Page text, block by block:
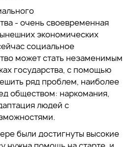
- очень своевременная
экономических
социальное
может стать незаменимым
государства, с помощью
ряд проблем, наиболее
обществом: наркомания,
людей с
были достигнуты высокие